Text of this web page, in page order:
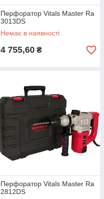
Перфоратор Vitals Master Ra
3013DS
Немає в наявності
4 755,60 ₴
Перфоратор Vitals Master Ra
2812DS